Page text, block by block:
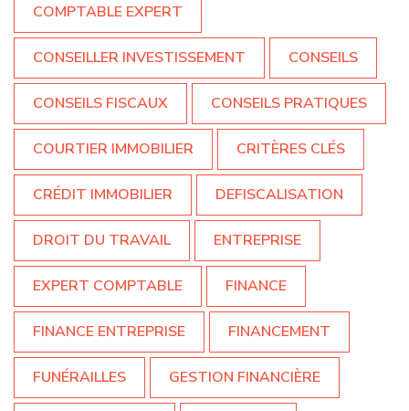
COMPTABLE EXPERT
CONSEILLER INVESTISSEMENT CONSEILS
CONSEILS FISCAUX CONSEILS PRATIQUES
COURTIER IMMOBILIER CRITÈRES CLÉS
CRÉDIT IMMOBILIER DEFISCALISATION
DROIT DU TRAVAIL ENTREPRISE
EXPERT COMPTABLE FINANCE
FINANCE ENTREPRISE FINANCEMENT
FUNÉRAILLES GESTION FINANCIÈRE